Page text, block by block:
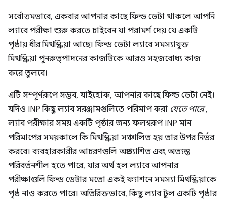
সর্বোত্তমভাবে, একবার আপনার কাছে ফিল্ড ডেটা থাকলে আপনি
ল্যাবে পরীক্ষা শুরু করতে চাইবেন যা পরামর্শ দেয় যে একটি
পৃষ্ঠায় ধীর মিথস্ক্রিয়া আছে। ফিল্ড ডেটা ল্যাবে সমস্যাযুক্ত
মিথস্ক্রিয়া পুনরুত্পাদনের কাজটিকে আরও সহজবোধ্য কাজ
করে তুলবে।
এটি সম্পূর্ণরূপে সম্ভব, যাইহোক, আপনার কাছে ফিল্ড ডেটা নেই।
যদিও INP কিছু ল্যাব সরঞ্জামগুলিতে পরিমাপ করা যেতে পারে,
ল্যাব পরীক্ষার সময় একটি পৃষ্ঠার জন্য ফলস্বরূপ INP মান
পরিমাপের সময়কালে কি মিথস্ক্রিয়া সঞ্চালিত হয় তার উপর নির্ভর
করবে। ব্যবহারকারীর আচরণগুলি অপ্রত্যাশিত এবং অত্যন্ত
পরিবর্তনশীল হতে পারে, যার অর্থ হল ল্যাবে আপনার
পরীক্ষাগুলি ফিল্ড ডেটার মতো একই ফ্যাশনে সমস্যা মিথস্ক্রিয়াকে
পৃষ্ঠ নাও করতে পারে। অতিরিক্তভাবে, কিছু ল্যাব টুল একটি পৃষ্ঠার